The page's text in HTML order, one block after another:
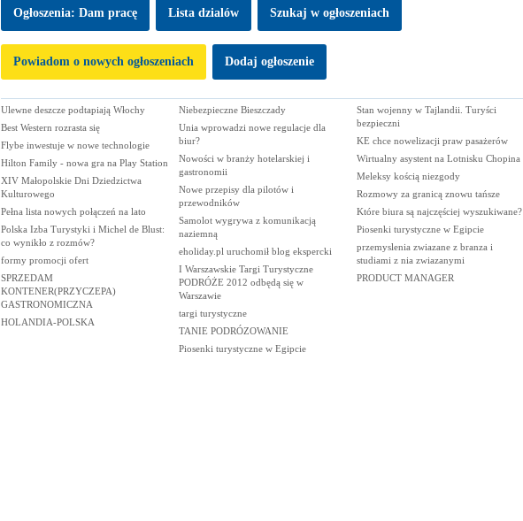
Ogłoszenia: Dam pracę Lista dzialów Szukaj w ogłoszeniach
Powiadom o nowych ogłoszeniach Dodaj ogłoszenie
Ulewne deszcze podtapiają Włochy
Best Western rozrasta się
Flybe inwestuje w nowe technologie
Hilton Family - nowa gra na Play Station
XIV Małopolskie Dni Dziedzictwa
Kulturowego
Pełna lista nowych połączeń na lato
Polska Izba Turystyki i Michel de Blust:
co wynikło z rozmów?
formy promocji ofert
SPRZEDAM
KONTENER(PRZYCZEPA)
GASTRONOMICZNA
HOLANDIA-POLSKA
Niebezpieczne Bieszczady
Unia wprowadzi nowe regulacje dla
biur?
Nowości w branży hotelarskiej i
gastronomii
Nowe przepisy dla pilotów i
przewodników
Samolot wygrywa z komunikacją
naziemną
eholiday.pl uruchomił blog ekspercki
I Warszawskie Targi Turystyczne
PODRÓŻE 2012 odbędą się w
Warszawie
targi turystyczne
TANIE PODRÓZOWANIE
Piosenki turystyczne w Egipcie
Stan wojenny w Tajlandii. Turyści
bezpieczni
KE chce nowelizacji praw pasażerów
Wirtualny asystent na Lotnisku Chopina
Meleksy kością niezgody
Rozmowy za granicą znowu tańsze
Które biura są najczęściej wyszukiwane?
Piosenki turystyczne w Egipcie
przemyslenia zwiazane z branza i
studiami z nia zwiazanymi
PRODUCT MANAGER